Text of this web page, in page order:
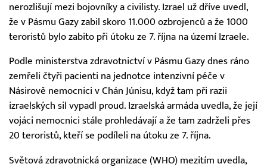
nerozlišují mezi bojovníky a civilisty. Izrael už dříve uvedl,
že v Pásmu Gazy zabil skoro 11.000 ozbrojenců a že 1000
teroristů bylo zabito při útoku ze 7. října na území Izraele.
Podle ministerstva zdravotnictví v Pásmu Gazy dnes ráno
zemřeli čtyři pacienti na jednotce intenzivní péče v
Násirově nemocnici v Chán Júnisu, když tam při razii
izraelských sil vypadl proud. Izraelská armáda uvedla, že její
vojáci nemocnici stále prohledávají a že tam zadrželi přes
20 teroristů, kteří se podíleli na útoku ze 7. října.
Světová zdravotnická organizace (WHO) mezitím uvedla,